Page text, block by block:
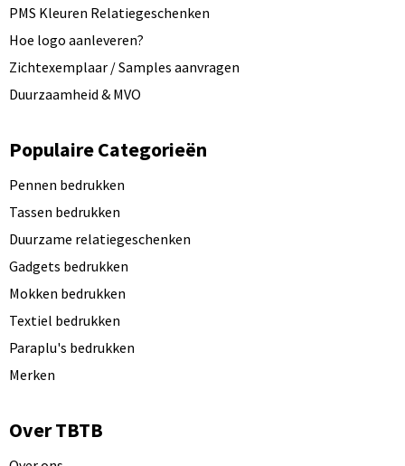
PMS Kleuren Relatiegeschenken
Hoe logo aanleveren?
Zichtexemplaar / Samples aanvragen
Duurzaamheid & MVO
Populaire Categorieën
Pennen bedrukken
Tassen bedrukken
Duurzame relatiegeschenken
Gadgets bedrukken
Mokken bedrukken
Textiel bedrukken
Paraplu's bedrukken
Merken
Over TBTB